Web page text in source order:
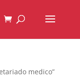
medico”